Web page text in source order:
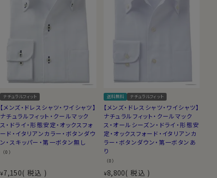
ナチュラルフィット
【メンズ・ドレスシャツ・ワイシャツ】
ナチュラルフィット・クールマック
ス・ドライ・形態安定・オックスフォ
ード・イタリアンカラー・ボタンダウ
ン・スキッパー・第一ボタン無し
（0）
¥7,150 税込
送料無料 ナチュラルフィット
【メンズ・ドレスシャツ・ワイシャツ】
ナチュラルフィット・クールマック
ス・オールシーズン・ドライ・形態安
定・オックスフォード・イタリアンカ
ラー・ボタンダウン・第一ボタンあ
り
（0）
¥8,800 税込